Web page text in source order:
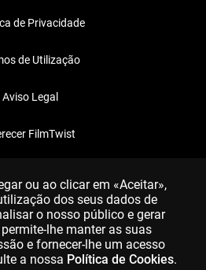
de Privacidade
de Utilização
Aviso Legal
FilmTwist
ou ao clicar em «Aceitar»,
dos seus dados de
o nosso público e gerar
lhe manter as suas
e fornecer-lhe um acesso
a nossa Política de Cookies.